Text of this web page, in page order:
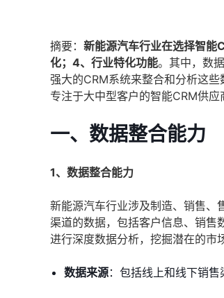
摘要： 新能源汽车行业在选择智能
化；4、行业特化功能。其中，数
强大的CRM系统来整合和分析这
专注于大中型客户的智能CRM供
一、数据整合能力
1、数据整合能力
新能源汽车行业涉及制造、销售、
渠道的数据，包括客户信息、销售
进行深度数据分析，挖掘潜在的市
数据来源：包括线上和线下销售